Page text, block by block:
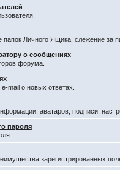
Личного Ящика, слежение за
о сообщениях
форума.
mail о новых ответах.
аватаров, подписи,
пароля
зарегистрированных